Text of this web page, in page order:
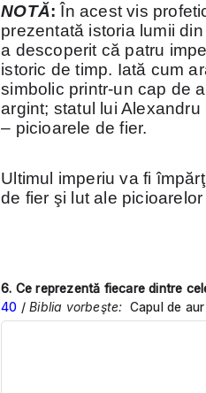
NOTĂ: În acest vis
prezentată istoria lumii
a descoperit că patru
istoric de timp. Iată cum
simbolic printr-un cap de
argint; statul lui
– picioarele de fier.
Ultimul imperiu va fi
de fier şi lut ale
6. Ce reprezentă fiecare dintre
40 /Biblia vorbeşte: Capul de aur